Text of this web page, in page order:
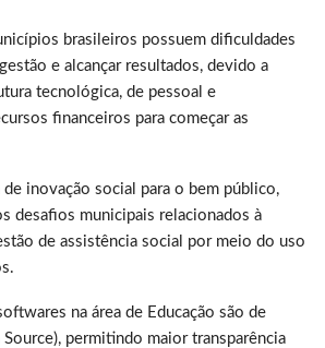
brasileiros possuem dificuldades
e alcançar resultados, devido a
tecnológica, de pessoal e
financeiros para começar as
de inovação social para o bem público,
desafios municipais relacionados à
de assistência social por meio do uso
na área de Educação são de
permitindo maior transparência